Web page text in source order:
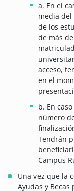
a. En el
media del
de los
de más
acceso,
en el
b. En
número
Tendrán
Campus
Una vez que la
Ayudas y